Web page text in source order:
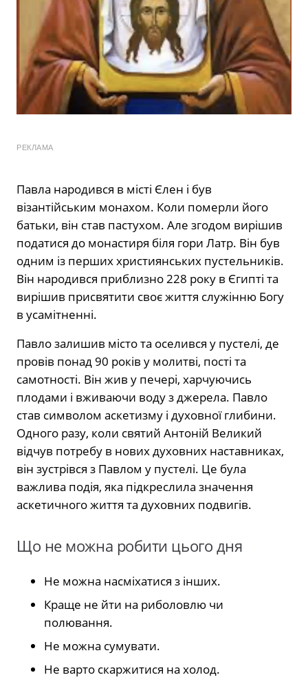
РЕКЛАМА
Павла народився в місті Єлен і був
візантійським монахом. Коли померли його
батьки, він став пастухом. Але згодом вирішив
податися до монастиря біля гори Латр. Він був
одним із перших християнських пустельників.
Він народився приблизно 228 року в Єгипті та
вирішив присвятити своє життя служінню Богу
в усамітненні.
Павло залишив місто та оселився у пустелі, де
провів понад 90 років у молитві, пості та
самотності. Він жив у печері, харчуючись
плодами і вживаючи воду з джерела. Павло
став символом аскетизму і духовної глибини.
Одного разу, коли святий Антоній Великий
відчув потребу в нових духовних наставниках,
він зустрівся з Павлом у пустелі. Це була
важлива подія, яка підкреслила значення
аскетичного життя та духовних подвигів.
Що не можна робити цього дня
Не можна насміхатися з інших.
Краще не йти на риболовлю чи
полювання.
Не можна сумувати.
Не варто скаржитися на холод.